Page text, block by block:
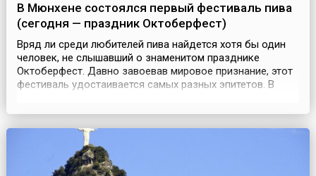
В Мюнхене состоялся первый фестиваль пива
(сегодня — праздник Октоберфест)
Вряд ли среди любителей пива найдется хотя бы один
человек, не слышавший о знаменитом празднике
Октоберфест. Давно завоевав мировое признание, этот
фестиваль удостаивается самых разных эпитетов. В
гуляние, для других — это немецкая национальная
самой грандиозной пьянкой года. Миллионы ценителей